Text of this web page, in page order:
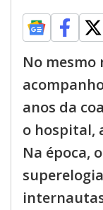
No mesmo
anos da
o hospital,
Na época,